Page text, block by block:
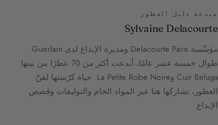
مبدعة دليل العطور
Sylvaine Delacourte
مؤسِّسة Delacourte Paris ومديرة الإبداع لدى Guerlain
طوال خمسة عشر عامًا، أبدعت أكثر من 70 عطرًا من بينها
Cuir Beluga وLa Petite Robe Noire. حياة كرّستها لفنّ
العطور، تشاركها هنا عبر المواد الخام والتوليفات وقصص
الإبداع.